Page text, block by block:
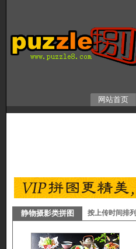
网站首页
静物摄影类拼图 按上传时间排列